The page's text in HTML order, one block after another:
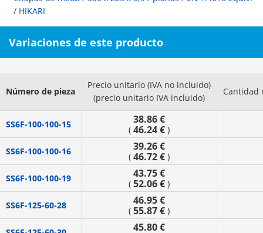
/ HIKARI
Variaciones de este producto
Número de pieza
Precio unitario (IVA no incluido)
(precio unitario IVA incluido)
Cantidad
SS6F-100-100-15 38.86 €
( 46.24 € )
SS6F-100-100-16 39.26 €
( 46.72 € )
SS6F-100-100-19 43.75 €
( 52.06 € )
SS6F-125-60-28 46.95 €
( 55.87 € )
45.80 €